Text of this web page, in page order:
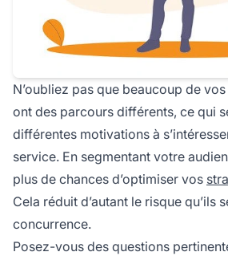
N’oubliez pas que beaucoup de
ont des parcours différents, ce qui
différentes motivations à
service. En segmentant votre
plus de chances d’optimiser vos
Cela réduit d’autant le risque qu’ils
concurrence.
Posez-vous des questions